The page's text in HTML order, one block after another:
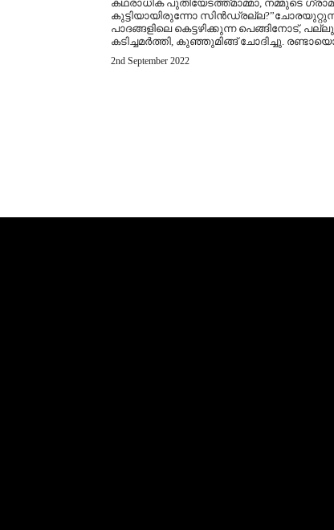
കഥരാധിക പുതിയേടത്ത്മാമ്മാ, നമ്മുടെ
കുട്ടിയായിരുന്നോ
പാദങ്ങളിലെ കെട്ടഴിക്കുന്ന പെങ്ങിനോട്, പല്ലു
കടിച്ചമർത്തി, കുഞ്ഞുമിങ്ങ് ചോദിച്ചു.
2nd September 2022